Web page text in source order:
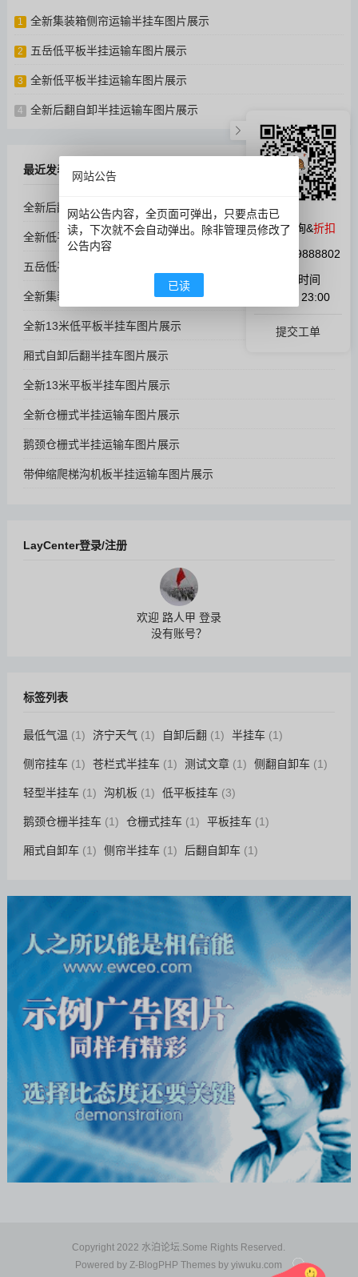
1 全新集装箱侧帘运输半挂车图片展示
2 五岳低平板半挂运输车图片展示
3 全新低平板半挂运输车图片展示
4 全新后翻自卸半挂运输车图片展示
最近发表
全新后翻自卸半挂运输车图片展示
全新低平板半挂运输车图片展示
五岳低平板半挂运输车图片展示
全新集装箱侧帘运输半挂车图片展示
全新13米低平板半挂车图片展示
厢式自卸后翻半挂车图片展示
全新13米平板半挂车图片展示
全新仓栅式半挂运输车图片展示
鹅颈仓栅式半挂运输车图片展示
带伸缩爬梯沟机板半挂运输车图片展示
LayCenter登录/注册
欢迎 路人甲 登录
没有账号？
标签列表
最低气温 (1) 济宁天气 (1) 自卸后翻 (1) 半挂车(1)
侧帘挂车(1) 苍栏式半挂车(1) 测试文章(1) 侧翻自卸车(1)
轻型半挂车(1) 沟机板 (1) 低平板挂车(3)
鹅颈仓栅半挂车(1) 仓栅式挂车(1) 平板挂车(1)
厢式自卸车(1) 侧帘半挂车(1) 后翻自卸车(1)
Copyright 2022 水泊论坛.Some Rights Reserved.
Powered byZ-BlogPHP Themes byyiwuku.com
微信咨询&折扣
QQ:1059888802
在线时间
9:00 ~ 23:00
提交工单
网站公告
网站公告内容，全页面可弹出，只要点击已
读，下次就不会自动弹出。除非管理员修改了
公告内容
已读